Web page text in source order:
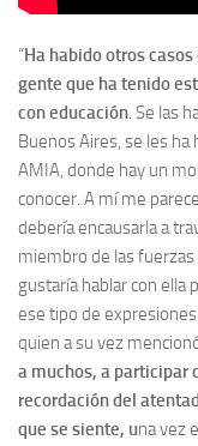
“Ha habido otros
gente que ha tenido
con educación. Se las
Buenos Aires, se les
AMIA, donde hay un
conocer. A mí me
debería encausarla a
miembro de las fuerzas
gustaría hablar con
ese tipo de
quien a su vez
a muchos, a participar
recordación del
que se siente, una vez